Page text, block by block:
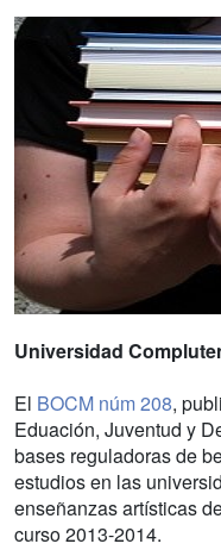
Universidad
El BOCM núm 208,
Eduación, Juventud y
bases reguladoras de
estudios en las
enseñanzas artísticas
curso 2013-2014.